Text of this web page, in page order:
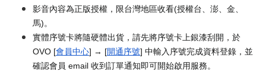
影音內容為正版授權，限台灣地區收看(授權台、澎、金、
馬)。
實體序號卡將隨硬體出貨，請先將序號卡上銀漆刮開，於
OVO [會員中心] → [開通序號] 中輸入序號完成資料登錄，並
確認會員 email 收到訂單通知即可開始啟用服務。